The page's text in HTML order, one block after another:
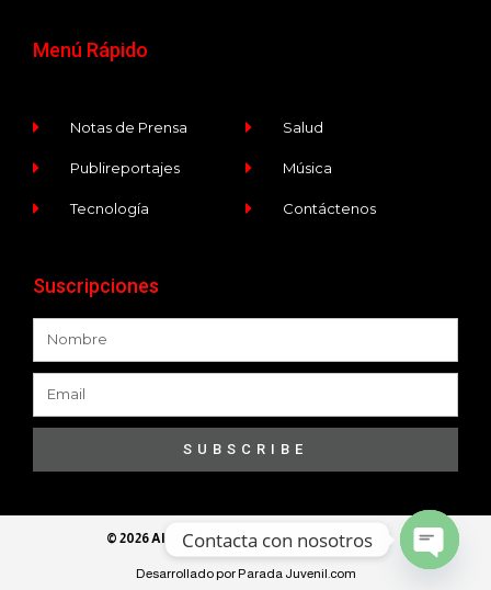
Menú Rápido
Notas de Prensa
Publireportajes
Tecnología
Salud
Música
Contáctenos
Suscripciones
SUBSCRIBE
© 2026 All Rights Reserved​ - Ece Programa
Desarrollado por Parada Juvenil.com
Contacta con nosotros